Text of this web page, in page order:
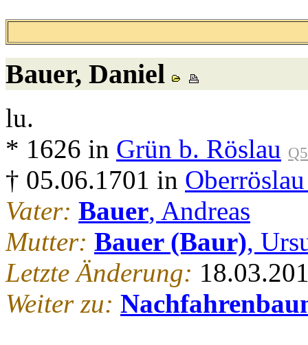
Bauer, Daniel
lu.
* 1626 in Grün b. Röslau
† 05.06.1701 in
Vater: Bauer, Andreas
Mutter: Bauer (Baur),
Letzte Änderung:
Weiter zu: